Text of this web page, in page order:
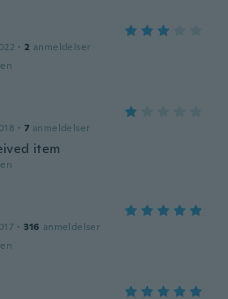
· 2 anmeldelser
· 7 anmeldelser
item
· 316 anmeldelser